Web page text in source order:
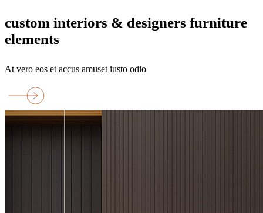
custom interiors & designers furniture
elements
At vero eos et accus amuset iusto odio